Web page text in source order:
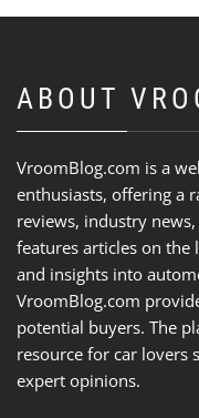
ABOUT
VroomBlog.com is a
enthusiasts, offering a
reviews, industry
features articles on the
and insights into
VroomBlog.com
potential buyers. The
resource for car lovers
expert opinions.